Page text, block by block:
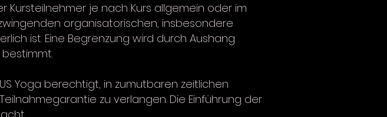
Kursteilnehmer je nach Kurs allgemein oder im
organisatorischen, insbesondere
ist. Eine Begrenzung wird durch Aushang
Yoga berechtigt, in zumutbaren zeitlichen
zu verlangen. Die Einführung der